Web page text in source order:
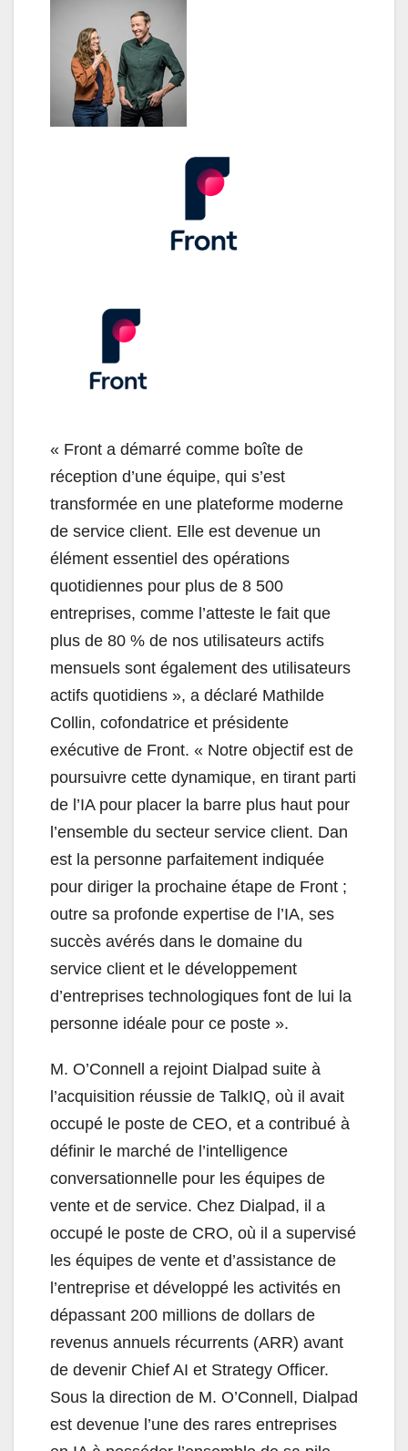
« Front a démarré comme boîte de
réception d’une équipe, qui s’est
transformée en une plateforme moderne
de service client. Elle est devenue un
élément essentiel des opérations
quotidiennes pour plus de 8 500
entreprises, comme l’atteste le fait que
plus de 80 % de nos utilisateurs actifs
mensuels sont également des utilisateurs
actifs quotidiens », a déclaré Mathilde
Collin, cofondatrice et présidente
exécutive de Front. « Notre objectif est de
poursuivre cette dynamique, en tirant parti
de l’IA pour placer la barre plus haut pour
l’ensemble du secteur service client. Dan
est la personne parfaitement indiquée
pour diriger la prochaine étape de Front ;
outre sa profonde expertise de l’IA, ses
succès avérés dans le domaine du
service client et le développement
d’entreprises technologiques font de lui la
personne idéale pour ce poste ».
M. O’Connell a rejoint Dialpad suite à
l’acquisition réussie de TalkIQ, où il avait
occupé le poste de CEO, et a contribué à
définir le marché de l’intelligence
conversationnelle pour les équipes de
vente et de service. Chez Dialpad, il a
occupé le poste de CRO, où il a supervisé
les équipes de vente et d’assistance de
l’entreprise et développé les activités en
dépassant 200 millions de dollars de
revenus annuels récurrents (ARR) avant
de devenir Chief AI et Strategy Officer.
Sous la direction de M. O’Connell, Dialpad
est devenue l’une des rares entreprises